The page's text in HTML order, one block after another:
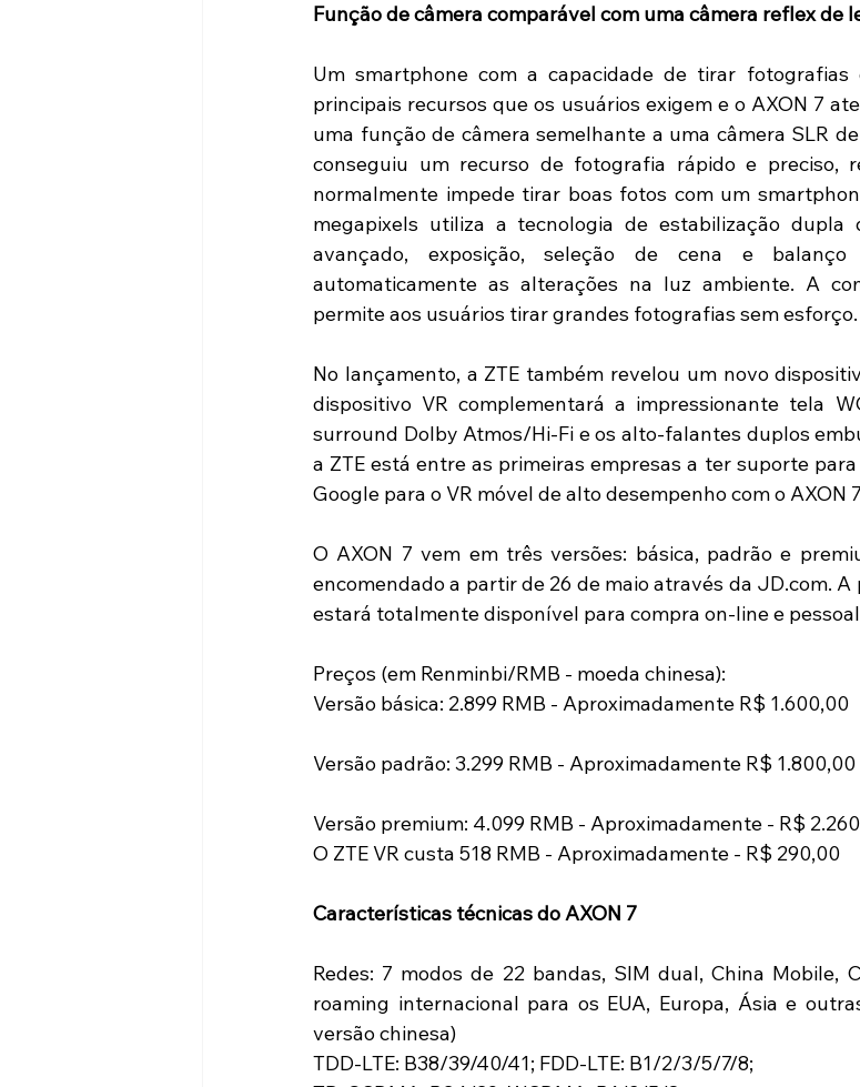
Função de câmera comparável com uma câmera reflex de
Um smartphone com a capacidade de tirar
principais recursos que os usuários exigem e o AXON 7
uma função de câmera semelhante a uma câmera SLR
conseguiu um recurso de fotografia rápido e preciso,
normalmente impede tirar boas fotos com um
megapixels utiliza a tecnologia de estabilização dupla
avançado, exposição, seleção de cena e
automaticamente as alterações na luz ambiente. A
permite aos usuários tirar grandes fotografias sem esforço.
No lançamento, a ZTE também revelou um novo
dispositivo VR complementará a impressionante tela
surround Dolby Atmos/Hi-Fi e os alto-falantes duplos
a ZTE está entre as primeiras empresas a ter suporte
Google para o VR móvel de alto desempenho com o AXON
O AXON 7 vem em três versões: básica, padrão e
encomendado a partir de 26 de maio através da JD.com. A
estará totalmente disponível para compra on-line e
Preços (em Renminbi/RMB - moeda chinesa):
Versão básica: 2.899 RMB - Aproximadamente R$ 1.600,00
Versão padrão: 3.299 RMB - Aproximadamente R$ 1.800,00
Versão premium: 4.099 RMB - Aproximadamente - R$
O ZTE VR custa 518 RMB - Aproximadamente - R$ 290,00
Características técnicas do AXON 7
Redes: 7 modos de 22 bandas, SIM dual, China Mobile,
roaming internacional para os EUA, Europa, Ásia e
versão chinesa)
TDD-LTE: B38/39/40/41; FDD-LTE: B1/2/3/5/7/8;